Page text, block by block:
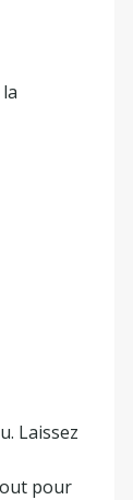
Laissez
pour